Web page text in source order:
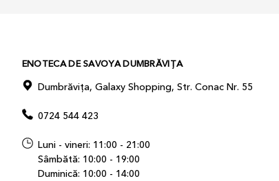
ENOTECA DE SAVOYA DUMBRĂVIȚA
Dumbrăvița, Galaxy Shopping, Str. Conac Nr. 55
0724 544 423
Luni - vineri: 11:00 - 21:00
Sâmbătă: 10:00 - 19:00
Duminică: 10:00 - 14:00